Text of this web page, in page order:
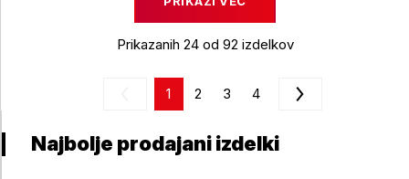
Prikazanih 24 od 92 izdelkov
1 2 3 4
Najbolje prodajani izdelki